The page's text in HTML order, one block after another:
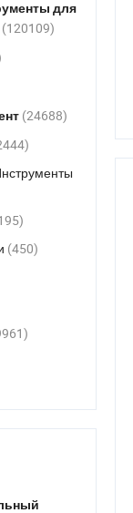
для
(120109)
(24688)
(450)